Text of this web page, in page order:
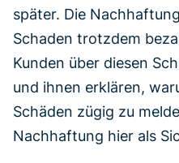
später. Die
Schaden trotzdem
Kunden über diesen
und ihnen erklären,
Schäden zügig zu
Nachhaftung hier als